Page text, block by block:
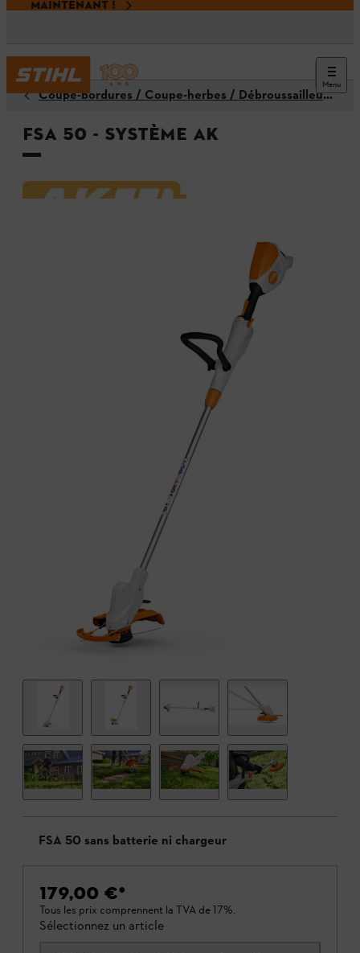
MAINTENANT !
Menu
Coupe-bordures / Coupe-herbes / Débroussailleuses
FSA 50 - Système AK
FSA 50 sans batterie ni chargeur
179,00 €*
Tous les prix comprennent la TVA de 17%.
Sélectionnez un article